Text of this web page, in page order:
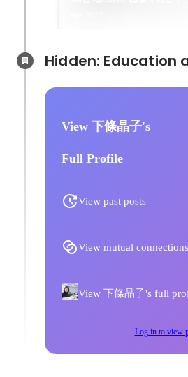
View 下條晶子's
Full Profile
View past posts
View mutual connections
View 下條晶子's full
Log in to view